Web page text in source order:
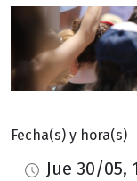
Fecha(s) y hora(s)
Jue 30/05,